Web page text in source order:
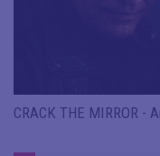
CRACK THE MIRROR